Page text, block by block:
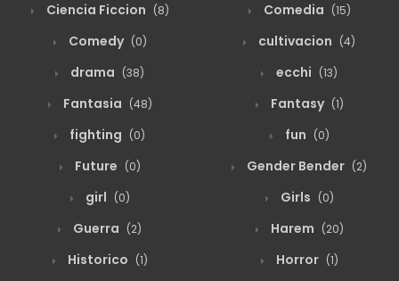
agosto 19, 2025
agosto 19, 2025
agosto 19, 2025
agosto 19, 2025
Ciencia Ficcion (8) Comedia (15)
Comedy (0) cultivacion (4)
drama (38) ecchi (13)
Fantasia (48) Fantasy (1)
fighting (0) fun (0)
Future (0) Gender Bender (2)
girl (0) Girls (0)
Guerra (2) Harem (20)
Historico (1) Horror (1)